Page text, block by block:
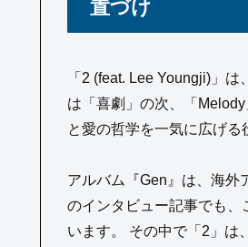
置づけ
「2 (feat. Lee Youngji)」
は「喜劇」の次、「
と愛の哲学を一気に広げる
アルバム『Gen』は、海外
のインタビュー記事でも、
います。 その中で「2」は